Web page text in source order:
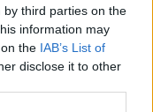
third parties on the
information may
the IAB’s List of
disclose it to other